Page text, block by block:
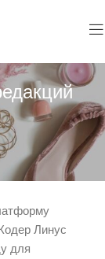
Линус
для